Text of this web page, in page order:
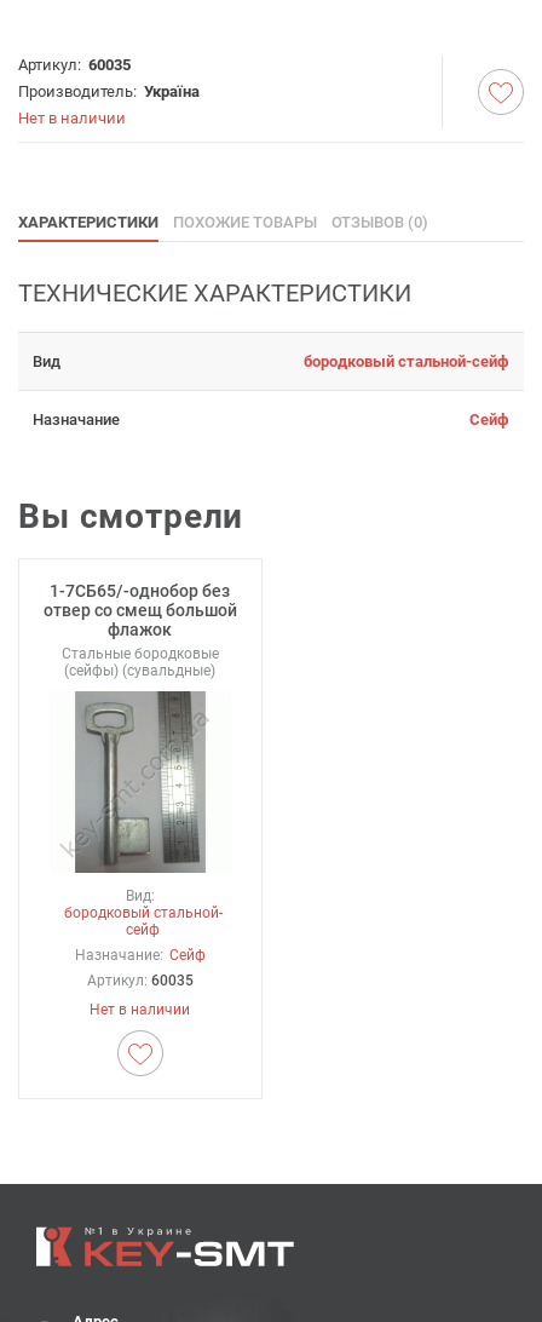
Артикул: 60035
Производитель: Україна
Нет в наличии
ХАРАКТЕРИСТИКИ ПОХОЖИЕ ТОВАРЫ ОТЗЫВОВ (0)
ТЕХНИЧЕСКИЕ ХАРАКТЕРИСТИКИ
Вид бородковый стальной-сейф
Назначание Сейф
Вы смотрели
1-7СБ65/-однобор без
отвер со смещ большой
флажок
Стальные бородковые
(сейфы) (сувальдные)
Вид:
бородковый стальной-
сейф
Назначание: Сейф
Артикул: 60035
Нет в наличии